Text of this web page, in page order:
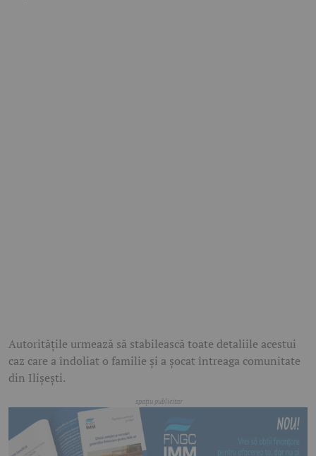
Autoritățile urmează să stabilească toate detaliile acestui
caz care a îndoliat o familie și a șocat întreaga comunitate
din Ilișești.